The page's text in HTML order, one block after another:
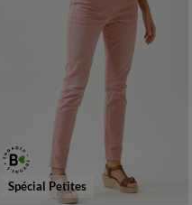
Spécial Petites